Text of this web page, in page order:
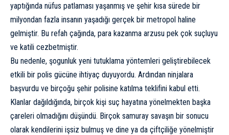
yaptığında nüfus patlaması yaşanmış ve şehir kısa sürede bir
milyondan fazla insanın yaşadığı gerçek bir metropol haline
gelmiştir. Bu refah çağında, para kazanma arzusu pek çok suçluyu
ve katili cezbetmiştir.
Bu nedenle, şogunluk yeni tutuklama yöntemleri geliştirebilecek
etkili bir polis gücüne ihtiyaç duyuyordu. Ardından ninjalara
başvurdu ve birçoğu şehir polisine katılma teklifini kabul etti.
Klanlar dağıldığında, birçok kişi suç hayatına yönelmekten başka
çareleri olmadığını düşündü. Birçok samuray savaşın bir sonucu
olarak kendilerini işsiz bulmuş ve dine ya da çiftçiliğe yönelmiştir